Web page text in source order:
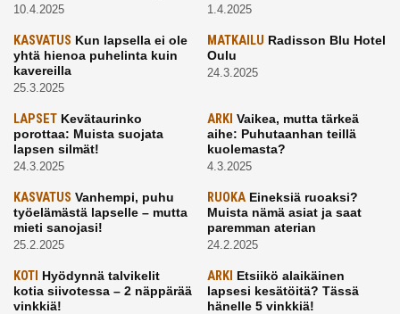
10.4.2025 1.4.2025
KASVATUS Kun lapsella ei ole
yhtä hienoa puhelinta kuin
kavereilla
25.3.2025
MATKAILU Radisson Blu Hotel
Oulu
24.3.2025
LAPSET Kevätaurinko
porottaa: Muista suojata
lapsen silmät!
24.3.2025
ARKI Vaikea, mutta tärkeä
aihe: Puhutaanhan teillä
kuolemasta?
4.3.2025
KASVATUS Vanhempi, puhu
työelämästä lapselle – mutta
mieti sanojasi!
25.2.2025
RUOKAEineksiä ruoaksi?
Muista nämä asiat ja saat
paremman aterian
24.2.2025
KOTI Hyödynnä talvikelit
kotia siivotessa – 2 näppärää
vinkkiä!
ARKI Etsiikö alaikäinen
lapsesi kesätöitä? Tässä
hänelle 5 vinkkiä!